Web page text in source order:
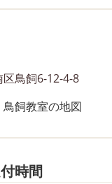
鳥飼6-12-4-8
時間